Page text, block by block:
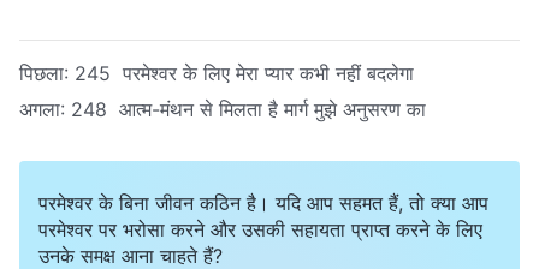
पिछला: 245 परमेश्वर के लिए मेरा प्यार कभी नहीं बदलेगा
अगला: 248 आत्म-मंथन से मिलता है मार्ग मुझे अनुसरण का
परमेश्वर के बिना जीवन कठिन है। यदि आप सहमत हैं, तो क्या आप
परमेश्वर पर भरोसा करने और उसकी सहायता प्राप्त करने के लिए
उनके समक्ष आना चाहते हैं?